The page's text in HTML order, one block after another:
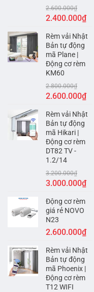
2.600.000₫
Giá
là:
2.600.000₫.
2.400.000₫Giá
tại
Rèm vải Nhật
Bản tự động
mã Plane |
Động cơ rèm
KM60
2.800.000₫
Giá
là:
2.800.000₫.
2.600.000₫Giá
tại
Rèm vải Nhật
Bản tự động
mã Hikari |
Động cơ rèm
DT82 TV -
1.2/14
3.200.000₫
Giá
là:
3.200.000₫.
3.000.000₫Giá
Động cơ rèm
giá rẻ NOVO
N23
2.600.000₫
Rèm vải Nhật
Bản tự động
mã Phoenix |
Động cơ rèm
T12 WIFI